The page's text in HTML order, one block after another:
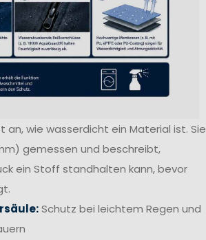
an, wie wasserdicht ein Material ist. Sie
gemessen und beschreibt,
ein Stoff standhalten kann, bevor
Schutz bei leichtem Regen und